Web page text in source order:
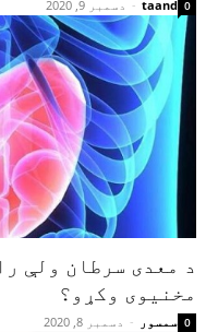
taand
- دسمبر 9, 2020 0
د معدی سرطان ولې
مخنیوی وکړو؟
سمسور - دسمبر 8, 2020 0